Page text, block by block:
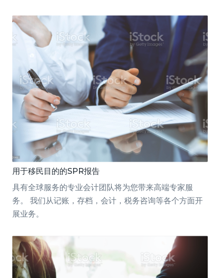
用于移民目的的SPR报告
具有全球服务的专业会计团队将为您带来高端专家服
务。 我们从记账，存档，会计，税务咨询等各个方面开
展业务。